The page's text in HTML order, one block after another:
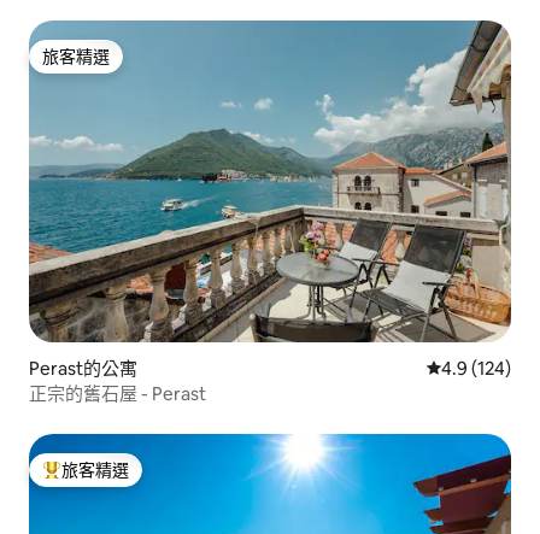
旅客精選
旅客精選
Perast的公寓 從 124 則評
4.9 (124)
正宗的舊石屋 - Perast
旅客精選榜首
旅客精選